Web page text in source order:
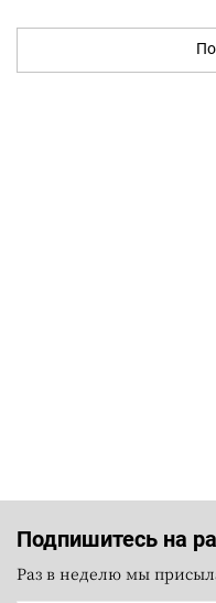
Подпишитесь на
Раз в неделю мы